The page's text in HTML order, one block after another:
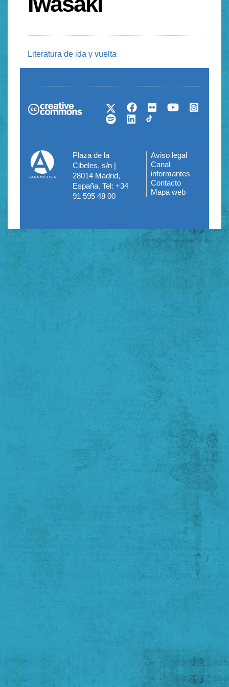
Literatura de ida y vuelta
Plaza de la
Cibeles, s/n |
28014 Madrid,
España. Tel: +34
91 595 48 00
Menú
del
pie
Aviso legal
Canal
informantes
Contacto
Mapa web